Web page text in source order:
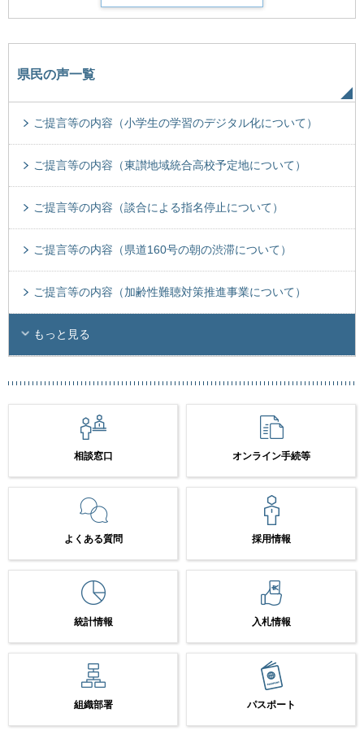
県民の声一覧
ご提言等の内容（小学生の学習のデジタル化について）
ご提言等の内容（東讃地域統合高校予定地について）
ご提言等の内容（談合による指名停止について）
ご提言等の内容（県道160号の朝の渋滞について）
ご提言等の内容（加齢性難聴対策推進事業について）
もっと見る
相談窓口 オンライン手続等
よくある質問 採用情報
統計情報 入札情報
組織部署 パスポート